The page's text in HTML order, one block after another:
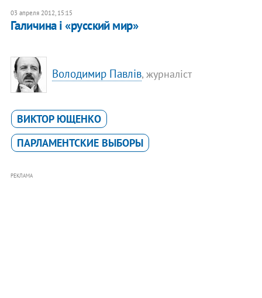
03 апреля 2012, 15:15
Галичина і «русский мир»
Володимир Павлів, журналіст
ВИКТОР ЮЩЕНКО
ПАРЛАМЕНТСКИЕ ВЫБОРЫ
РЕКЛАМА